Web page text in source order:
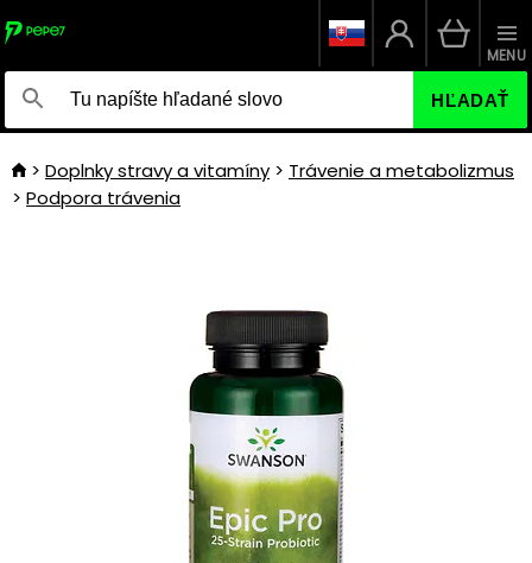
HĽADAŤ
MENU
Doplnky stravy a vitamíny
Trávenie a metabolizmus
Podpora trávenia